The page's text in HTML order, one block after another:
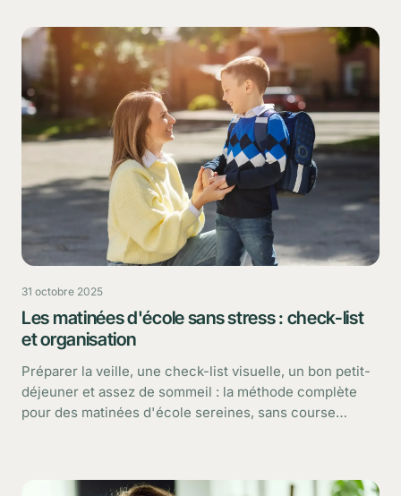
31 octobre 2025
Les matinées d'école sans stress : check-list
et organisation
Préparer la veille, une check-list visuelle, un bon petit-
déjeuner et assez de sommeil : la méthode complète
pour des matinées d'école sereines, sans course